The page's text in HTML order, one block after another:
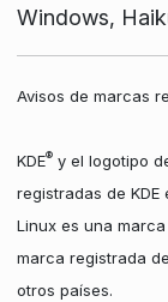
Windows,
Avisos de marcas
KDE®y el logotipo
registradas de KDE
Linux es una
marca registrada
otros países.